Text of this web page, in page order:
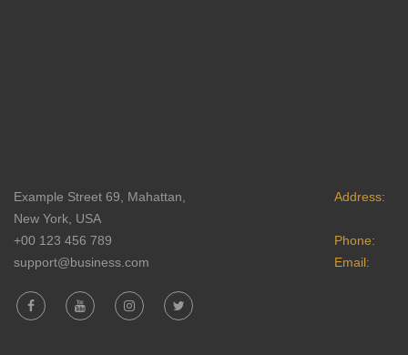
Address:
Example Street 69, Mahattan,
New York, USA
Phone:
+00 123 456 789
Email:
support@business.com